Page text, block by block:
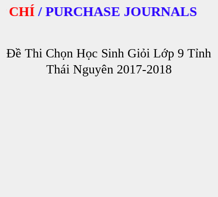
/PURCHASE JOURNALS
Đề Thi Chọn Học Sinh Giỏi Lớp 9 Tỉnh
Thái Nguyên 2017-2018